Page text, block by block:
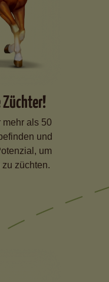
mehr als 50
und
um
züchten.